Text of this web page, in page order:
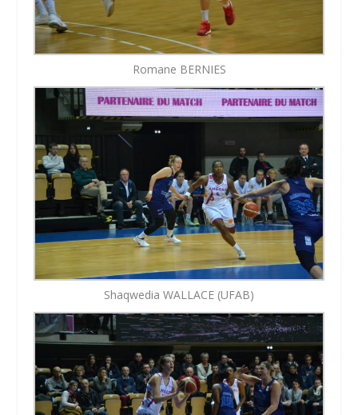
Romane BERNIES
Shaqwedia WALLACE (UFAB)